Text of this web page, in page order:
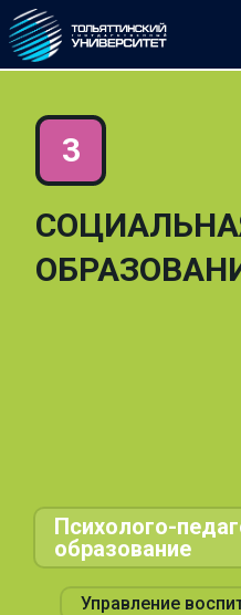
Психолого-
образование
Управление